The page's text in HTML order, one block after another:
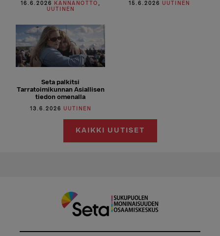
16.6.2026 KANNANOTTO
UUTINEN
15.6.2026 UUTINEN
Seta palkitsi
Tarratoimikunnan Asiallisen
tiedon omenalla
13.6.2026 UUTINEN
KAIKKI UUTISET